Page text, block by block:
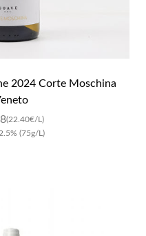
2024 Corte Moschina
(22.40€/L)
% (75g/L)